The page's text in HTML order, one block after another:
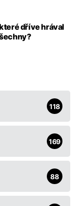
dříve hrával
118
169
88